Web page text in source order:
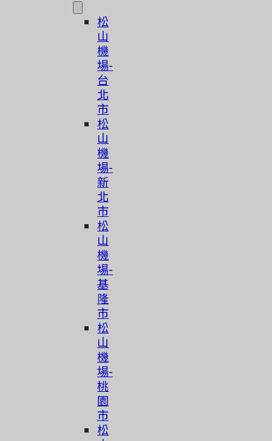
松
山
機
場-
台
北
市
松
山
機
場-
新
北
市
松
山
機
場-
基
隆
市
松
山
機
場-
桃
園
市
松